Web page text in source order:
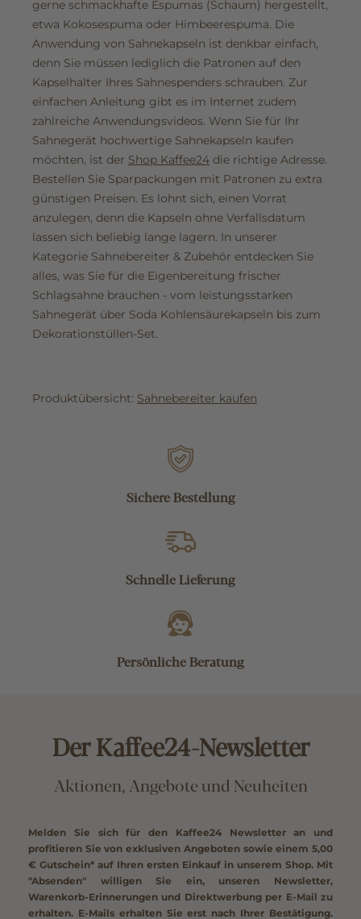
gerne schmackhafte Espumas (Schaum) hergestellt,
etwa Kokosespuma oder Himbeerespuma. Die
Anwendung von Sahnekapseln ist denkbar einfach,
denn Sie müssen lediglich die Patronen auf den
Kapselhalter Ihres Sahnespenders schrauben. Zur
einfachen Anleitung gibt es im Internet zudem
zahlreiche Anwendungsvideos. Wenn Sie für Ihr
Sahnegerät hochwertige Sahnekapseln kaufen
möchten, ist der Shop Kaffee24 die richtige Adresse.
Bestellen Sie Sparpackungen mit Patronen zu extra
günstigen Preisen. Es lohnt sich, einen Vorrat
anzulegen, denn die Kapseln ohne Verfallsdatum
lassen sich beliebig lange lagern. In unserer
Kategorie Sahnebereiter & Zubehör entdecken Sie
alles, was Sie für die Eigenbereitung frischer
Schlagsahne brauchen - vom leistungsstarken
Sahnegerät über Soda Kohlensäurekapseln bis zum
Dekorationstüllen-Set.
Produktübersicht: Sahnebereiter kaufen
Sichere Bestellung
Schnelle Lieferung
Persönliche Beratung
Der Kaffee24-Newsletter
Aktionen, Angebote und Neuheiten
Melden Sie sich für den Kaffee24 Newsletter an und
profitieren Sie von exklusiven Angeboten sowie einem 5,00
€ Gutschein* auf Ihren ersten Einkauf in unserem Shop. Mit
"Absenden" willigen Sie ein, unseren Newsletter,
Warenkorb-Erinnerungen und Direktwerbung per E-Mail zu
erhalten. E-Mails erhalten Sie erst nach Ihrer Bestätigung.